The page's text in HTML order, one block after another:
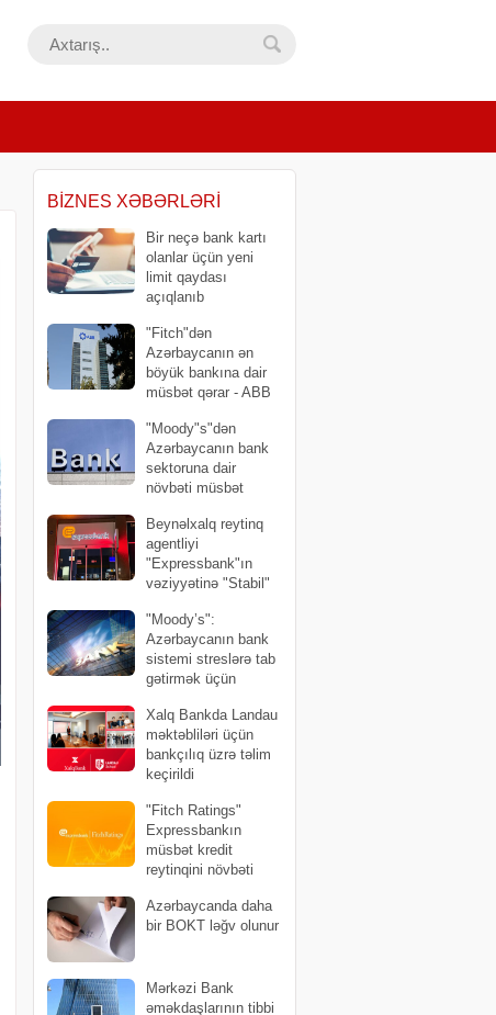
BIZNES XƏBƏRLƏRI
Bir neçə bank kartı
olanlar üçün yeni
limit qaydası
açıqlanıb
"Fitch"dən
Azərbaycanın ən
böyük bankına dair
müsbət qərar - ABB
"Moody"s"dən
Azərbaycanın bank
sektoruna dair
növbəti müsbət
Beynəlxalq reytinq
agentliyi
"Expressbank"ın
vəziyyətinə "Stabil"
"Moody’s":
Azərbaycanın bank
sistemi streslərə tab
gətirmək üçün
Xalq Bankda Landau
məktəbliləri üçün
bankçılıq üzrə təlim
keçirildi
"Fitch Ratings"
Expressbankın
müsbət kredit
reytinqini növbəti
Azərbaycanda daha
bir BOKT ləğv olunur
Mərkəzi Bank
əməkdaşlarının tibbi